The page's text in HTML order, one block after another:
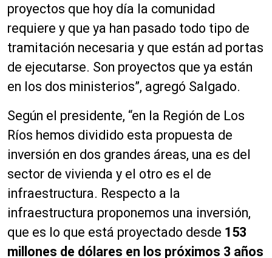
proyectos que hoy día la comunidad
requiere y que ya han pasado todo tipo de
tramitación necesaria y que están ad portas
de ejecutarse. Son proyectos que ya están
en los dos ministerios”, agregó Salgado.
Según el presidente, “en la Región de Los
Ríos hemos dividido esta propuesta de
inversión en dos grandes áreas, una es del
sector de vivienda y el otro es el de
infraestructura. Respecto a la
infraestructura proponemos una inversión,
que es lo que está proyectado desde 153
millones de dólares en los próximos 3 años